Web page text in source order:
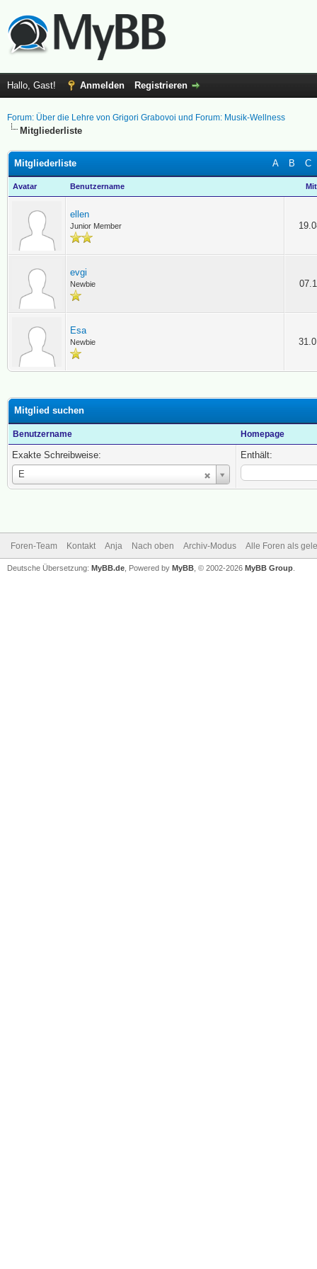
Hallo, Gast! Anmelden Registrieren
Forum: Über die Lehre von Grigori Grabovoi und Forum: Musik-Wellness
Mitgliederliste
A B C
Mitgliederliste
Avatar Benutzername
ellen
Junior Member
evgi
Newbie
Esa
Newbie
Mitglied suchen
Benutzername Homepage
Exakte Schreibweise:
E
Benutzername
Enthält:
Foren-Team Kontakt Anja Nach oben Archiv-Modus Alle Foren als
Deutsche Übersetzung: MyBB.de , Powered by MyBB , © 2002-2026 MyBB Group